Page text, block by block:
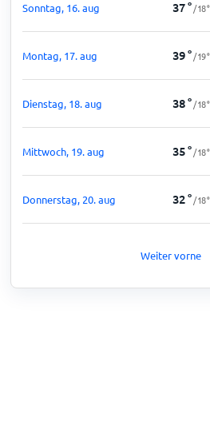
Sonntag, 16. aug 37° /18°
Montag, 17. aug 39° /19°
Dienstag, 18. aug 38° /18°
Mittwoch, 19. aug 35° /18°
Donnerstag, 20. aug 32° /18°
Weiter vorne